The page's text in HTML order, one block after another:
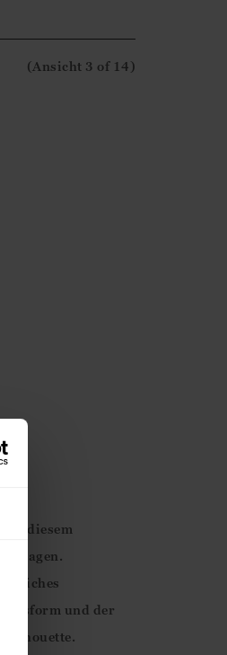
(Ansicht 3 of 14)
diesem
Kragen.
weiches
und der
Silhouette.